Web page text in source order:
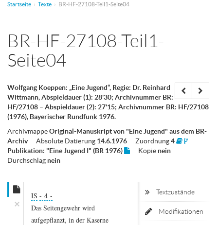
Startseite Texte BR-HF-27108-Teil1-Seite04
BR-HF-27108-Teil1-
Seite04
Wolfgang Koeppen: „Eine Jugend“, Regie: Dr. Reinhard
Wittmann, Abspieldauer (1): 28'30; Archivnummer BR:
HF/27108 – Abspieldauer (2): 27'15; Archivnummer BR: HF/27108
(1976), Bayerischer Rundfunk 1976.
ArchivmappeOriginal-Manuskript von "Eine Jugend" aus dem BR-
Archiv
Absolute Datierung 14.6.1976 Zuordnung4
Publikation: "Eine Jugend I" (BR 1976)
Kopie nein
Durchschlag nein
×
IS - 4 -
Das Seitengewehr wird
aufgepflanzt, in der Kaserne
Textzustände
Modifikationen